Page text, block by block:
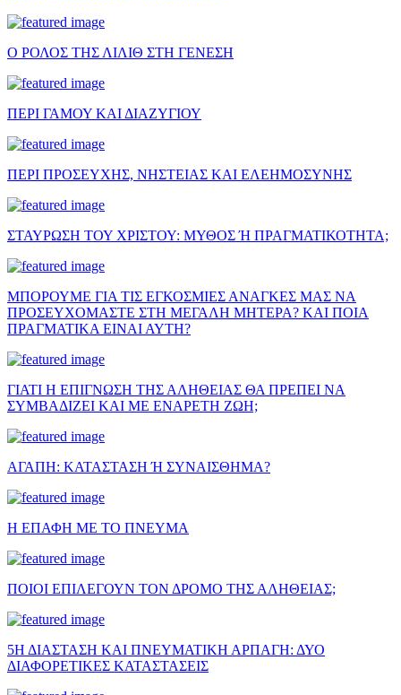
Ο ΡΟΛΟΣ ΤΗΣ ΛΙΛΙΘ ΣΤΗ ΓΕΝΕΣΗ
ΠΕΡΙ ΓΑΜΟΥ ΚΑΙ ΔΙΑΖΥΓΙΟΥ
ΠΕΡΙ ΠΡΟΣΕΥΧΗΣ, ΝΗΣΤΕΙΑΣ ΚΑΙ ΕΛΕΗΜΟΣΥΝΗΣ
ΣΤΑΥΡΩΣΗ ΤΟΥ ΧΡΙΣΤΟΥ: ΜΥΘΟΣ Ή ΠΡΑΓΜΑΤΙΚΟΤΗΤΑ;
ΜΠΟΡΟΥΜΕ ΓΙΑ ΤΙΣ ΕΓΚΟΣΜΙΕΣ ΑΝΑΓΚΕΣ ΜΑΣ ΝΑ
ΠΡΟΣΕΥΧΟΜΑΣΤΕ ΣΤΗ ΜΕΓΑΛΗ ΜΗΤΕΡΑ? ΚΑΙ ΠΟΙΑ
ΠΡΑΓΜΑΤΙΚΑ ΕΙΝΑΙ ΑΥΤΗ?
ΓΙΑΤΙ Η ΕΠΙΓΝΩΣΗ ΤΗΣ ΑΛΗΘΕΙΑΣ ΘΑ ΠΡΕΠΕΙ ΝΑ
ΣΥΜΒΑΔΙΖΕΙ ΚΑΙ ΜΕ ΕΝΑΡΕΤΗ ΖΩΗ;
ΑΓΑΠΗ: ΚΑΤΑΣΤΑΣΗ Ή ΣΥΝΑΙΣΘΗΜΑ?
Η ΕΠΑΦΗ ΜΕ ΤΟ ΠΝΕΥΜΑ
ΠΟΙΟΙ ΕΠΙΛΕΓΟΥΝ ΤΟΝ ΔΡΟΜΟ ΤΗΣ ΑΛΗΘΕΙΑΣ;
5Η ΔΙΑΣΤΑΣΗ ΚΑΙ ΠΝΕΥΜΑΤΙΚΗ ΑΡΠΑΓΗ: ΔΥΟ
ΔΙΑΦΟΡΕΤΙΚΕΣ ΚΑΤΑΣΤΑΣΕΙΣ